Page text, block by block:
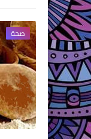
صحة